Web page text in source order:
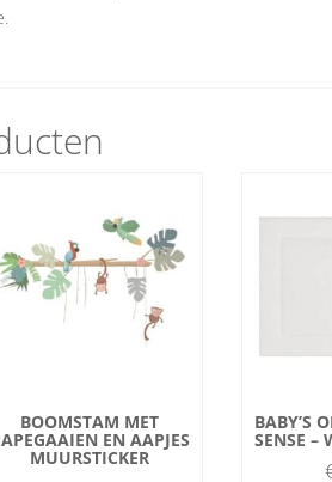
BOOMSTAM MET
EN AAPJES
MUURSTICKER
BABY’S
SENSE –